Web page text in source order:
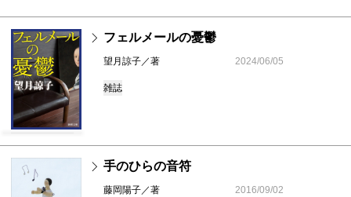
フェルメールの憂鬱
望月諒子／著 2024/06/05
雑誌
手のひらの音符
藤岡陽子／著 2016/09/02